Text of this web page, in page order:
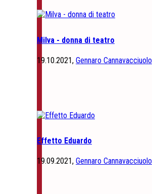
Milva - donna di teatro
19.10.2021, Gennaro Cannavacciuolo
Effetto Eduardo
19.09.2021, Gennaro Cannavacciuolo